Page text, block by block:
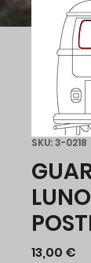
SKU: 3-0218
13,00 €